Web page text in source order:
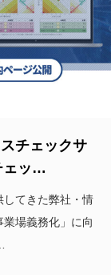
チェックサ
ェッ…
してきた弊社・情
場義務化」に向